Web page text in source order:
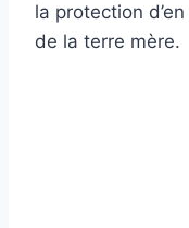
la protection
de la terre mère.